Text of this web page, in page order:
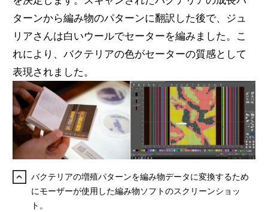
ターンから編み物のパターンに翻訳した後で、ジュ
リアさんは白いウールでセーターを編みました。こ
れにより、バクテリアの色がセーターの質感として
表現されました。
バクテリアの増殖パターンを編み物データに変換するため
にモーザーが使用した編み物ソフトのスクリーンショッ
ト。